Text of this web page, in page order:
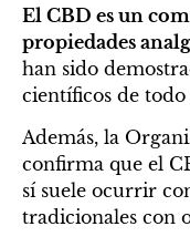
El CBD es un
propiedades
han sido
científicos de
Además, la
confirma que el
sí suele ocurrir
tradicionales con